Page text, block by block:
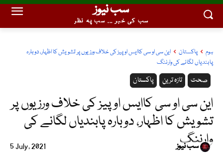
سب نیوز
سب کی خبر ... سب پہ نظر
ہوم پاکستان
این سی او سی کاایس او پیز کی خلاف ورزیوں پر تشویش کا اظہار، دوبارہ
پابندیاں لگانے کی وارننگ
پاکستان تازہ ترین صحت
این سی او سی کاایس او پیز کی خلاف ورزیوں پر
تشویش کا اظہار، دوبارہ پابندیاں لگانے کی
وارننگ
5 July, 2021 سب نیوز